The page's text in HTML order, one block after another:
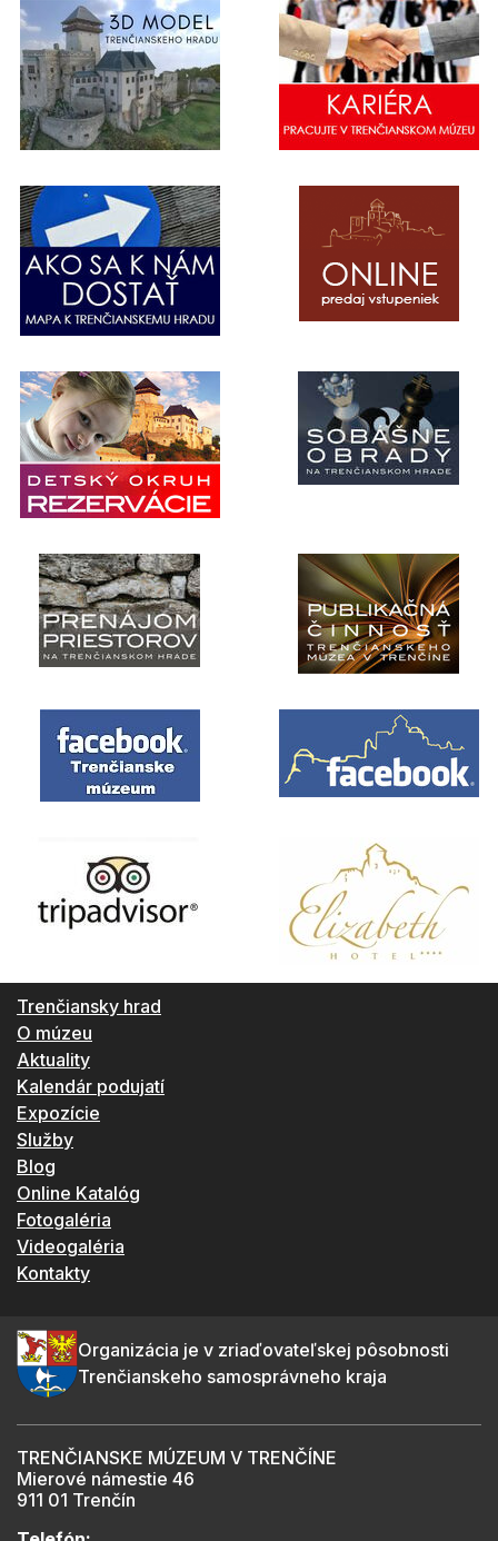
Trenčiansky hrad
O múzeu
Aktuality
Kalendár podujatí
Expozície
Služby
Blog
Online Katalóg
Fotogaléria
Videogaléria
Kontakty
Organizácia je v zriaďovateľskej pôsobnosti
Trenčianskeho samosprávneho kraja
TRENČIANSKE MÚZEUM V TRENČÍNE
Mierové námestie 46
911 01 Trenčín